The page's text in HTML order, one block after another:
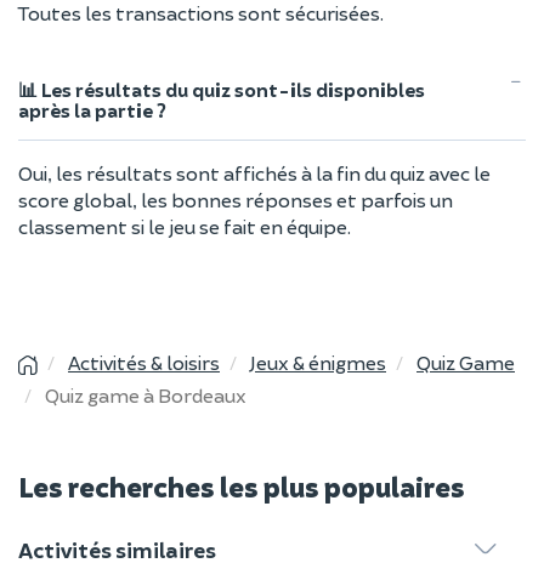
Toutes les transactions sont sécurisées.
📊 Les résultats du quiz sont-ils disponibles
après la partie ?
Oui, les résultats sont affichés à la fin du quiz avec le
score global, les bonnes réponses et parfois un
classement si le jeu se fait en équipe.
Activités & loisirs Jeux & énigmes
Quiz Game
Quiz game à Bordeaux
Les recherches les plus populaires
Activités similaires